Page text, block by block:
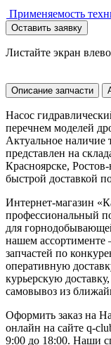
Применяемость
Оставить заявку
Листайте экран влево
Описание запчасти
Насос
перечнем моделей
Актуальное наличие
представлен на
Красноярске,
быстрой доставкой
Интернет-магазин
профессиональный
для
нашем
запчастей по
оперативную
курьерскую
самовывоз из
Оформить заказ на
онлайн на сайте q-
9:00 до 18:00. Наши